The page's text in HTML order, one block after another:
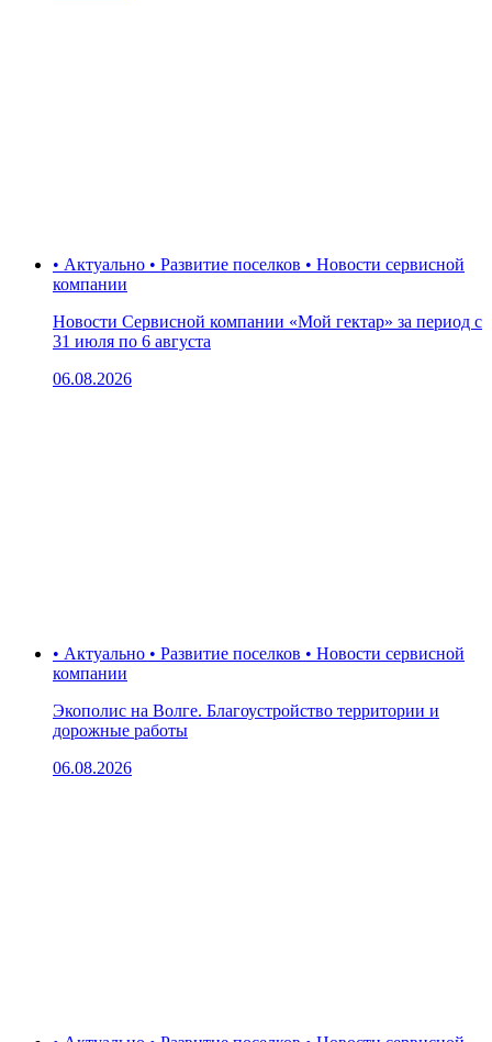
• Актуально • Развитие поселков • Новости сервисной
компании
Новости Сервисной компании «Мой гектар» за период с
31 июля по 6 августа
06.08.2026
• Актуально • Развитие поселков • Новости сервисной
компании
Экополис на Волге. Благоустройство территории и
дорожные работы
06.08.2026